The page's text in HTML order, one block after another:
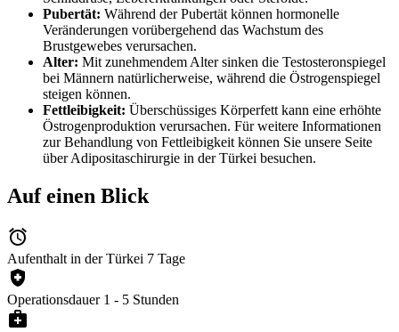
Pubertät: Während der Pubertät können hormonelle
Veränderungen vorübergehend das Wachstum des
Brustgewebes verursachen.
Alter: Mit zunehmendem Alter sinken die Testosteronspiegel
bei Männern natürlicherweise, während die Östrogenspiegel
steigen können.
Fettleibigkeit: Überschüssiges Körperfett kann eine erhöhte
Östrogenproduktion verursachen. Für weitere Informationen
zur Behandlung von Fettleibigkeit können Sie unsere Seite
über Adipositaschirurgie in der Türkei besuchen.
Auf einen Blick
alarm
Aufenthalt in der Türkei 7 Tage
health_and_safety
Operationsdauer 1 - 5 Stunden
medical_services